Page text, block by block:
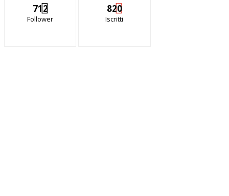
712
Follower
820
Iscritti